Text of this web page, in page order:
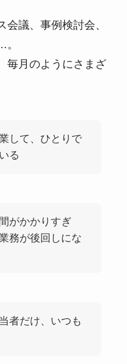
議、事例検討会、
毎月のようにさまざ
して、ひとりで
る
がかかりすぎ
務が後回しにな
者だけ、いつも